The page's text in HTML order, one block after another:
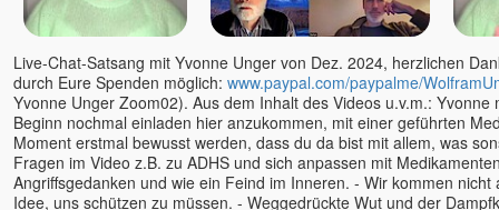
Yolande Duran-Serrano
Yvonne Unger
Zanko
Live-Chat-Satsang mit Yvonne Unger von Dez. 2024, herzlichen
durch Eure Spenden möglich: www.paypal.com/paypalme/
Yvonne Unger Zoom02). Aus dem Inhalt des Videos u.v.m.: Yvonne
Beginn nochmal einladen hier anzukommen, mit einer geführten
Moment erstmal bewusst werden, dass du da bist mit allem, was
Fragen im Video z.B. zu ADHS und sich anpassen mit
Angriffsgedanken und wie ein Feind im Inneren. - Wir kommen nicht
Idee, uns schützen zu müssen. - Weggedrückte Wut und der